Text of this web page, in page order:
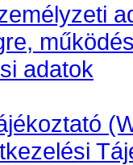
adatok